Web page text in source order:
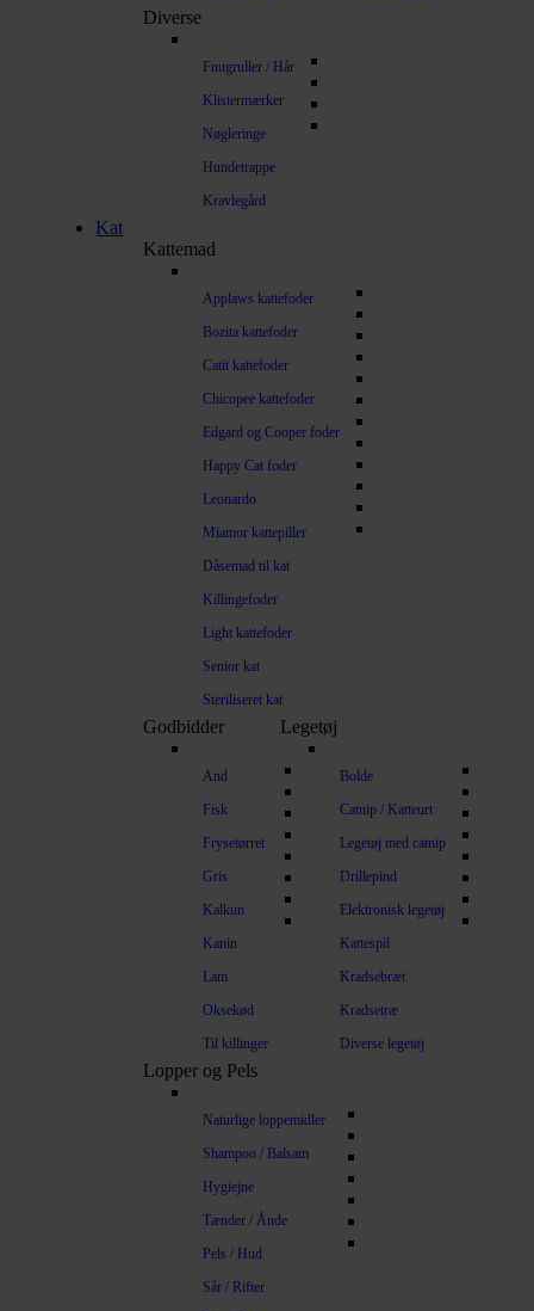
Diverse
Fnugruller / Hår
Klistermærker
Nøgleringe
Hundetrappe
Kravlegård
Kat
Kattemad
Applaws kattefoder
Bozita kattefoder
Catit kattefoder
Chicopee kattefoder
Edgard og Cooper foder
Happy Cat foder
Leonardo
Miamor kattepiller
Dåsemad til kat
Killingefoder
Light kattefoder
Senior kat
Steriliseret kat
Godbidder
And
Fisk
Frysetørret
Gris
Kalkun
Kanin
Lam
Oksekød
Til killinger
Legetøj
Bolde
Catnip / Katteurt
Legetøj med catnip
Drillepind
Elektronisk legetøj
Kattespil
Kradsebræt
Kradsetræ
Diverse legetøj
Lopper og Pels
Naturlige loppemidler
Shampoo / Balsam
Hygiejne
Tænder / Ånde
Pels / Hud
Sår / Rifter